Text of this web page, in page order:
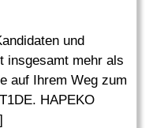
und
insgesamt mehr als
auf Ihrem Weg zum
HAPEKO